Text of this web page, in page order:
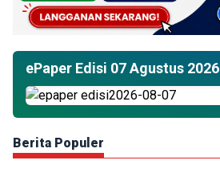
ePaper Edisi 07 Agustus 2026
Berita Populer